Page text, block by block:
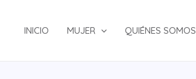
INICIO MUJER QUIÉNES SOMOS